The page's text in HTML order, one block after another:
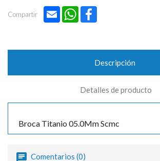
Compartir Email WhatsApp
Descripción
Detalles de producto
Broca Titanio 05.0Mm Scmc
Comentarios (0)